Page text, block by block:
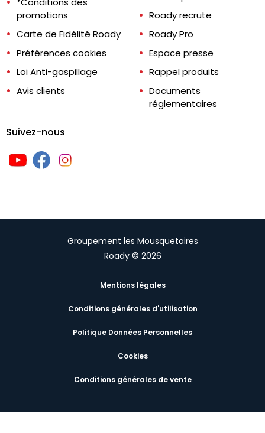
promotions
Carte de Fidélité Roady
Préférences cookies
Loi Anti-gaspillage
Avis clients
Roady recrute
Roady Pro
Espace presse
Rappel produits
Documents
réglementaires
Suivez-nous
Groupement les Mousquetaires
Roady © 2026
Mentions légales
Conditions générales d'utilisation
Politique Données Personnelles
Cookies
Conditions générales de vente